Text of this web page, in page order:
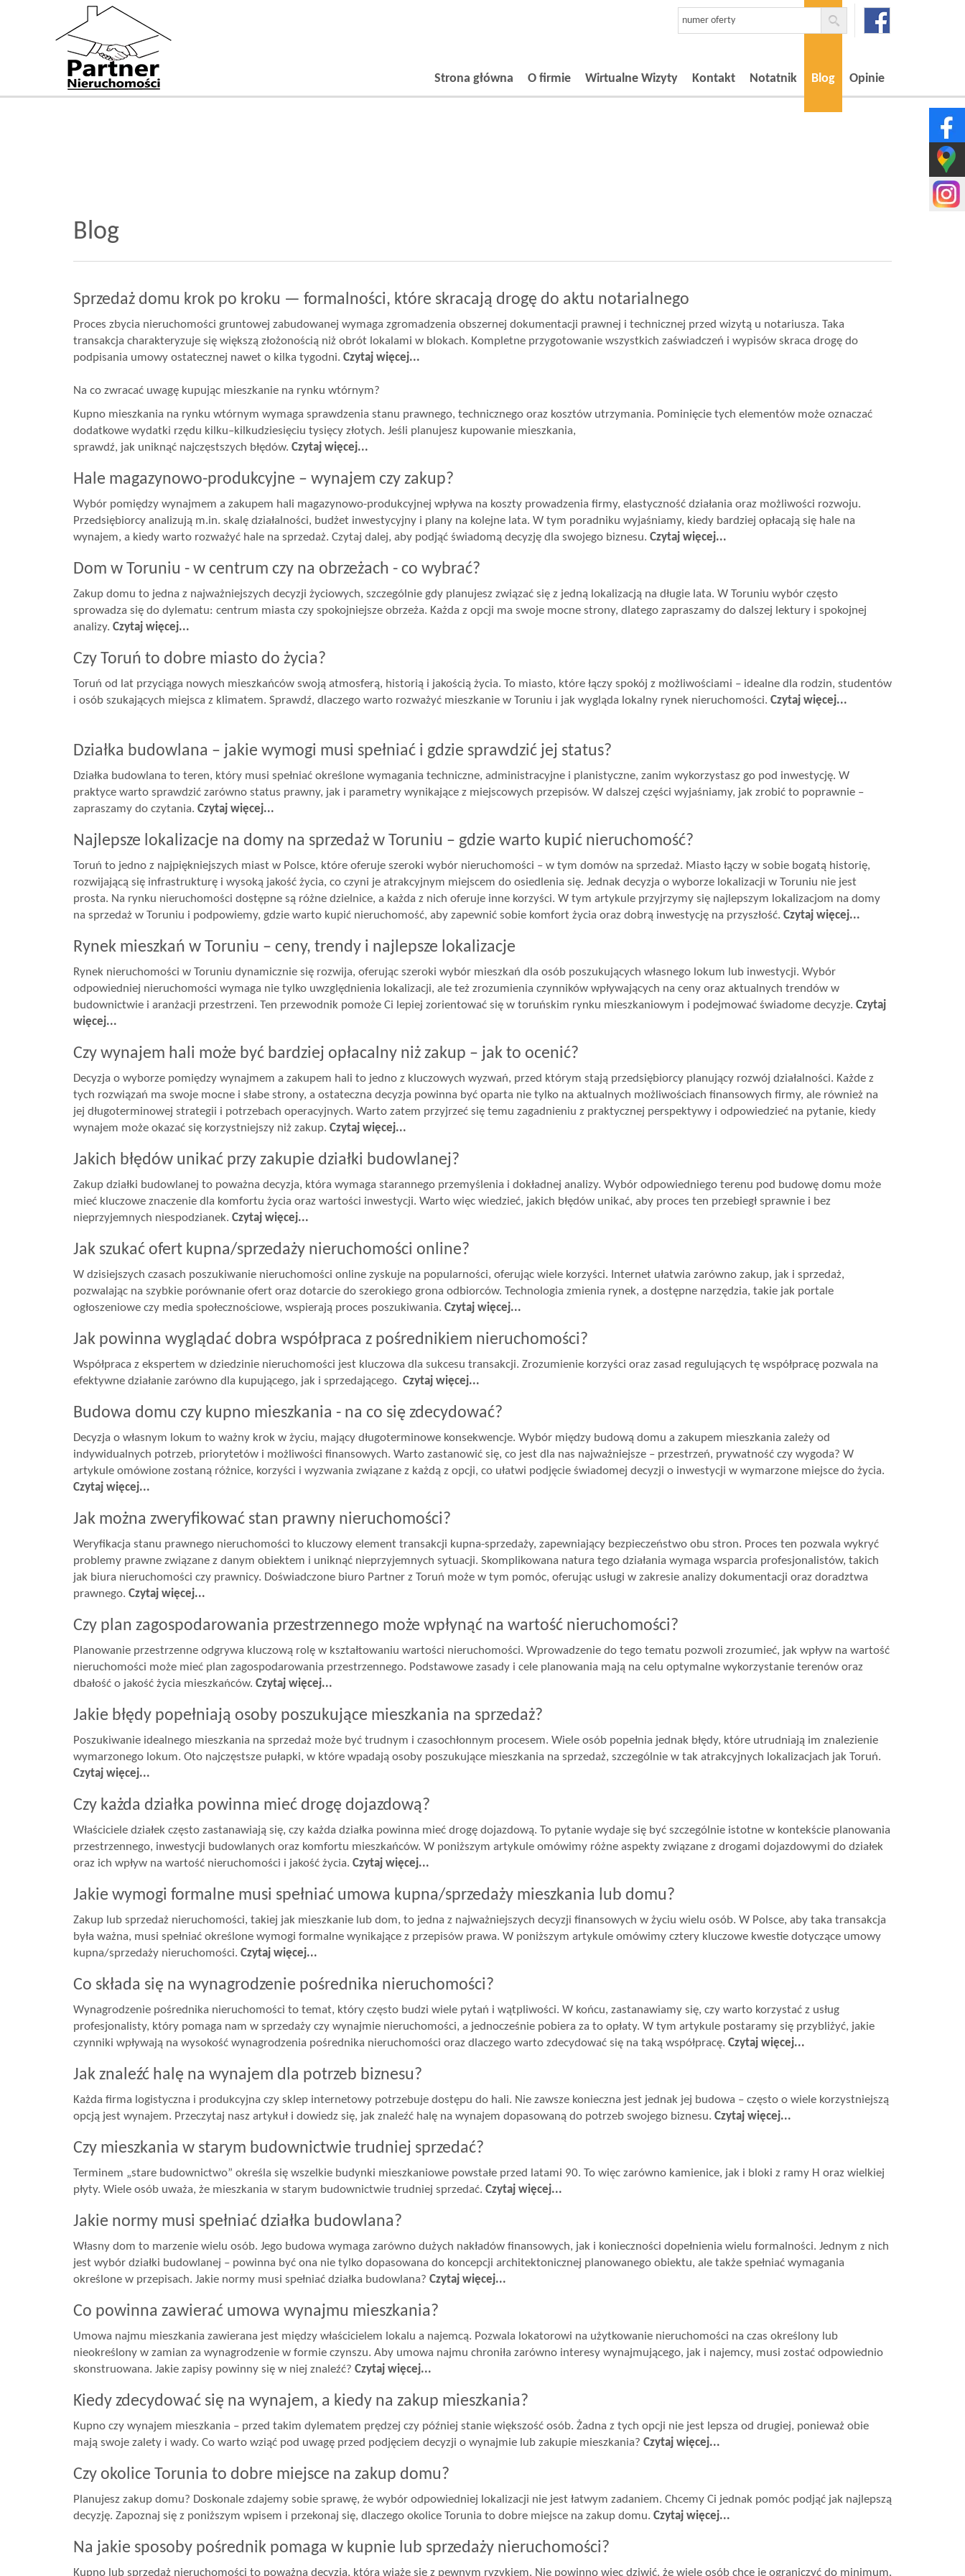
Strona główna O firmie Wirtualne Wizyty Kontakt Notatnik Blog Opinie
Blog
Sprzedaż domu krok po kroku — formalności, które skracają drogę do aktu notarialnego
Proces zbycia nieruchomości gruntowej zabudowanej wymaga zgromadzenia obszernej dokumentacji prawnej i technicznej przed wizytą u notariusza. Taka
transakcja charakteryzuje się większą złożonością niż obrót lokalami w blokach. Kompletne przygotowanie wszystkich zaświadczeń i wypisów skraca drogę do
podpisania umowy ostatecznej nawet o kilka tygodni. Czytaj więcej...
Na co zwracać uwagę kupując mieszkanie na rynku wtórnym?
Kupno mieszkania na rynku wtórnym wymaga sprawdzenia stanu prawnego, technicznego oraz kosztów utrzymania. Pominięcie tych elementów może oznaczać
dodatkowe wydatki rzędu kilku–kilkudziesięciu tysięcy złotych. Jeśli planujesz kupowanie mieszkania,
sprawdź, jak uniknąć najczęstszych błędów. Czytaj więcej...
Hale magazynowo-produkcyjne – wynajem czy zakup?
Wybór pomiędzy wynajmem a zakupem hali magazynowo-produkcyjnej wpływa na koszty prowadzenia firmy, elastyczność działania oraz możliwości rozwoju.
Przedsiębiorcy analizują m.in. skalę działalności, budżet inwestycyjny i plany na kolejne lata. W tym poradniku wyjaśniamy, kiedy bardziej opłacają się hale na
wynajem, a kiedy warto rozważyć hale na sprzedaż. Czytaj dalej, aby podjąć świadomą decyzję dla swojego biznesu. Czytaj więcej...
Dom w Toruniu - w centrum czy na obrzeżach - co wybrać?
Zakup domu to jedna z najważniejszych decyzji życiowych, szczególnie gdy planujesz związać się z jedną lokalizacją na długie lata. W Toruniu wybór często
sprowadza się do dylematu: centrum miasta czy spokojniejsze obrzeża. Każda z opcji ma swoje mocne strony, dlatego zapraszamy do dalszej lektury i spokojnej
analizy. Czytaj więcej...
Czy Toruń to dobre miasto do życia?
Toruń od lat przyciąga nowych mieszkańców swoją atmosferą, historią i jakością życia. To miasto, które łączy spokój z możliwościami – idealne dla rodzin, studentów
i osób szukających miejsca z klimatem. Sprawdź, dlaczego warto rozważyć mieszkanie w Toruniu i jak wygląda lokalny rynek nieruchomości. Czytaj więcej...
Działka budowlana – jakie wymogi musi spełniać i gdzie sprawdzić jej status?
Działka budowlana to teren, który musi spełniać określone wymagania techniczne, administracyjne i planistyczne, zanim wykorzystasz go pod inwestycję. W
praktyce warto sprawdzić zarówno status prawny, jak i parametry wynikające z miejscowych przepisów. W dalszej części wyjaśniamy, jak zrobić to poprawnie –
zapraszamy do czytania. Czytaj więcej...
Najlepsze lokalizacje na domy na sprzedaż w Toruniu – gdzie warto kupić nieruchomość?
Toruń to jedno z najpiękniejszych miast w Polsce, które oferuje szeroki wybór nieruchomości – w tym domów na sprzedaż. Miasto łączy w sobie bogatą historię,
rozwijającą się infrastrukturę i wysoką jakość życia, co czyni je atrakcyjnym miejscem do osiedlenia się. Jednak decyzja o wyborze lokalizacji w Toruniu nie jest
prosta. Na rynku nieruchomości dostępne są różne dzielnice, a każda z nich oferuje inne korzyści. W tym artykule przyjrzymy się najlepszym lokalizacjom na domy
na sprzedaż w Toruniu i podpowiemy, gdzie warto kupić nieruchomość, aby zapewnić sobie komfort życia oraz dobrą inwestycję na przyszłość. Czytaj więcej...
Rynek mieszkań w Toruniu – ceny, trendy i najlepsze lokalizacje
Rynek nieruchomości w Toruniu dynamicznie się rozwija, oferując szeroki wybór mieszkań dla osób poszukujących własnego lokum lub inwestycji. Wybór
odpowiedniej nieruchomości wymaga nie tylko uwzględnienia lokalizacji, ale też zrozumienia czynników wpływających na ceny oraz aktualnych trendów w
budownictwie i aranżacji przestrzeni. Ten przewodnik pomoże Ci lepiej zorientować się w toruńskim rynku mieszkaniowym i podejmować świadome decyzje. Czytaj
więcej...
Czy wynajem hali może być bardziej opłacalny niż zakup – jak to ocenić?
Decyzja o wyborze pomiędzy wynajmem a zakupem hali to jedno z kluczowych wyzwań, przed którym stają przedsiębiorcy planujący rozwój działalności. Każde z
tych rozwiązań ma swoje mocne i słabe strony, a ostateczna decyzja powinna być oparta nie tylko na aktualnych możliwościach finansowych firmy, ale również na
jej długoterminowej strategii i potrzebach operacyjnych. Warto zatem przyjrzeć się temu zagadnieniu z praktycznej perspektywy i odpowiedzieć na pytanie, kiedy
wynajem może okazać się korzystniejszy niż zakup. Czytaj więcej...
Jakich błędów unikać przy zakupie działki budowlanej?
Zakup działki budowlanej to poważna decyzja, która wymaga starannego przemyślenia i dokładnej analizy. Wybór odpowiedniego terenu pod budowę domu może
mieć kluczowe znaczenie dla komfortu życia oraz wartości inwestycji. Warto więc wiedzieć, jakich błędów unikać, aby proces ten przebiegł sprawnie i bez
nieprzyjemnych niespodzianek. Czytaj więcej...
Jak szukać ofert kupna/sprzedaży nieruchomości online?
W dzisiejszych czasach poszukiwanie nieruchomości online zyskuje na popularności, oferując wiele korzyści. Internet ułatwia zarówno zakup, jak i sprzedaż,
pozwalając na szybkie porównanie ofert oraz dotarcie do szerokiego grona odbiorców. Technologia zmienia rynek, a dostępne narzędzia, takie jak portale
ogłoszeniowe czy media społecznościowe, wspierają proces poszukiwania. Czytaj więcej...
Jak powinna wyglądać dobra współpraca z pośrednikiem nieruchomości?
Współpraca z ekspertem w dziedzinie nieruchomości jest kluczowa dla sukcesu transakcji. Zrozumienie korzyści oraz zasad regulujących tę współpracę pozwala na
efektywne działanie zarówno dla kupującego, jak i sprzedającego. Czytaj więcej...
Budowa domu czy kupno mieszkania - na co się zdecydować?
Decyzja o własnym lokum to ważny krok w życiu, mający długoterminowe konsekwencje. Wybór między budową domu a zakupem mieszkania zależy od
indywidualnych potrzeb, priorytetów i możliwości finansowych. Warto zastanowić się, co jest dla nas najważniejsze – przestrzeń, prywatność czy wygoda? W
artykule omówione zostaną różnice, korzyści i wyzwania związane z każdą z opcji, co ułatwi podjęcie świadomej decyzji o inwestycji w wymarzone miejsce do życia.
Czytaj więcej...
Jak można zweryfikować stan prawny nieruchomości?
Weryfikacja stanu prawnego nieruchomości to kluczowy element transakcji kupna-sprzedaży, zapewniający bezpieczeństwo obu stron. Proces ten pozwala wykryć
problemy prawne związane z danym obiektem i uniknąć nieprzyjemnych sytuacji. Skomplikowana natura tego działania wymaga wsparcia profesjonalistów, takich
jak biura nieruchomości czy prawnicy. Doświadczone biuro Partner z Toruń może w tym pomóc, oferując usługi w zakresie analizy dokumentacji oraz doradztwa
prawnego. Czytaj więcej...
Czy plan zagospodarowania przestrzennego może wpłynąć na wartość nieruchomości?
Planowanie przestrzenne odgrywa kluczową rolę w kształtowaniu wartości nieruchomości. Wprowadzenie do tego tematu pozwoli zrozumieć, jak wpływ na wartość
nieruchomości może mieć plan zagospodarowania przestrzennego. Podstawowe zasady i cele planowania mają na celu optymalne wykorzystanie terenów oraz
dbałość o jakość życia mieszkańców. Czytaj więcej...
Jakie błędy popełniają osoby poszukujące mieszkania na sprzedaż?
Poszukiwanie idealnego mieszkania na sprzedaż może być trudnym i czasochłonnym procesem. Wiele osób popełnia jednak błędy, które utrudniają im znalezienie
wymarzonego lokum. Oto najczęstsze pułapki, w które wpadają osoby poszukujące mieszkania na sprzedaż, szczególnie w tak atrakcyjnych lokalizacjach jak Toruń.
Czytaj więcej...
Czy każda działka powinna mieć drogę dojazdową?
Właściciele działek często zastanawiają się, czy każda działka powinna mieć drogę dojazdową. To pytanie wydaje się być szczególnie istotne w kontekście planowania
przestrzennego, inwestycji budowlanych oraz komfortu mieszkańców. W poniższym artykule omówimy różne aspekty związane z drogami dojazdowymi do działek
oraz ich wpływ na wartość nieruchomości i jakość życia. Czytaj więcej...
Jakie wymogi formalne musi spełniać umowa kupna/sprzedaży mieszkania lub domu?
Zakup lub sprzedaż nieruchomości, takiej jak mieszkanie lub dom, to jedna z najważniejszych decyzji finansowych w życiu wielu osób. W Polsce, aby taka transakcja
była ważna, musi spełniać określone wymogi formalne wynikające z przepisów prawa. W poniższym artykule omówimy cztery kluczowe kwestie dotyczące umowy
kupna/sprzedaży nieruchomości. Czytaj więcej...
Co składa się na wynagrodzenie pośrednika nieruchomości?
Wynagrodzenie pośrednika nieruchomości to temat, który często budzi wiele pytań i wątpliwości. W końcu, zastanawiamy się, czy warto korzystać z usług
profesjonalisty, który pomaga nam w sprzedaży czy wynajmie nieruchomości, a jednocześnie pobiera za to opłaty. W tym artykule postaramy się przybliżyć, jakie
czynniki wpływają na wysokość wynagrodzenia pośrednika nieruchomości oraz dlaczego warto zdecydować się na taką współpracę. Czytaj więcej...
Jak znaleźć halę na wynajem dla potrzeb biznesu?
Każda firma logistyczna i produkcyjna czy sklep internetowy potrzebuje dostępu do hali. Nie zawsze konieczna jest jednak jej budowa – często o wiele korzystniejszą
opcją jest wynajem. Przeczytaj nasz artykuł i dowiedz się, jak znaleźć halę na wynajem dopasowaną do potrzeb swojego biznesu. Czytaj więcej...
Czy mieszkania w starym budownictwie trudniej sprzedać?
Terminem „stare budownictwo” określa się wszelkie budynki mieszkaniowe powstałe przed latami 90. To więc zarówno kamienice, jak i bloki z ramy H oraz wielkiej
płyty. Wiele osób uważa, że mieszkania w starym budownictwie trudniej sprzedać. Czytaj więcej...
Jakie normy musi spełniać działka budowlana?
Własny dom to marzenie wielu osób. Jego budowa wymaga zarówno dużych nakładów finansowych, jak i konieczności dopełnienia wielu formalności. Jednym z nich
jest wybór działki budowlanej – powinna być ona nie tylko dopasowana do koncepcji architektonicznej planowanego obiektu, ale także spełniać wymagania
określone w przepisach. Jakie normy musi spełniać działka budowlana? Czytaj więcej...
Co powinna zawierać umowa wynajmu mieszkania?
Umowa najmu mieszkania zawierana jest między właścicielem lokalu a najemcą. Pozwala lokatorowi na użytkowanie nieruchomości na czas określony lub
nieokreślony w zamian za wynagrodzenie w formie czynszu. Aby umowa najmu chroniła zarówno interesy wynajmującego, jak i najemcy, musi zostać odpowiednio
skonstruowana. Jakie zapisy powinny się w niej znaleźć? Czytaj więcej...
Kiedy zdecydować się na wynajem, a kiedy na zakup mieszkania?
Kupno czy wynajem mieszkania – przed takim dylematem prędzej czy później stanie większość osób. Żadna z tych opcji nie jest lepsza od drugiej, ponieważ obie
mają swoje zalety i wady. Co warto wziąć pod uwagę przed podjęciem decyzji o wynajmie lub zakupie mieszkania? Czytaj więcej...
Czy okolice Torunia to dobre miejsce na zakup domu?
Planujesz zakup domu? Doskonale zdajemy sobie sprawę, że wybór odpowiedniej lokalizacji nie jest łatwym zadaniem. Chcemy Ci jednak pomóc podjąć jak najlepszą
decyzję. Zapoznaj się z poniższym wpisem i przekonaj się, dlaczego okolice Torunia to dobre miejsce na zakup domu. Czytaj więcej...
Na jakie sposoby pośrednik pomaga w kupnie lub sprzedaży nieruchomości?
Kupno lub sprzedaż nieruchomości to poważna decyzja, która wiąże się z pewnym ryzykiem. Nie powinno więc dziwić, że wiele osób chce je ograniczyć do minimum.